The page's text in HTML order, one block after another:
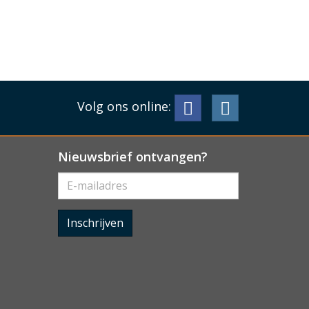
Volg ons online:
Nieuwsbrief ontvangen?
Inschrijven